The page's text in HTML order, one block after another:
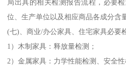
局出具的相关检测报告流程，必要
位、生产单位以及相应商品各成分含
(七)、商业/办公家具、住宅家具必要
1）木制家具：释放量检测；
2）金属家具：力学性能检测、安全性